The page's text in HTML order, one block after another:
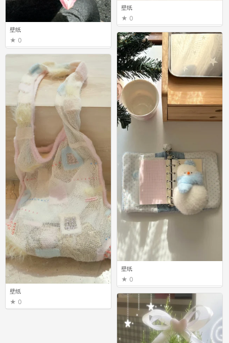
壁纸
0
壁纸
0
壁纸
0
壁纸
0